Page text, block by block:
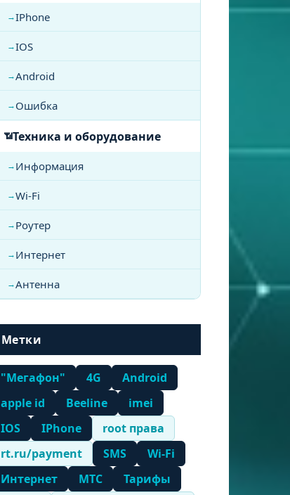
IPhone
IOS
Android
Ошибка
Техника и оборудование
Информация
Wi-Fi
Роутер
Интернет
Антенна
Метки
"Мегафон" 4G
Android
apple id
Beeline
imei
IOS
IPhone
root права
rt.ru/payment
SMS
Wi-Fi
Интернет
МТС
Тарифы